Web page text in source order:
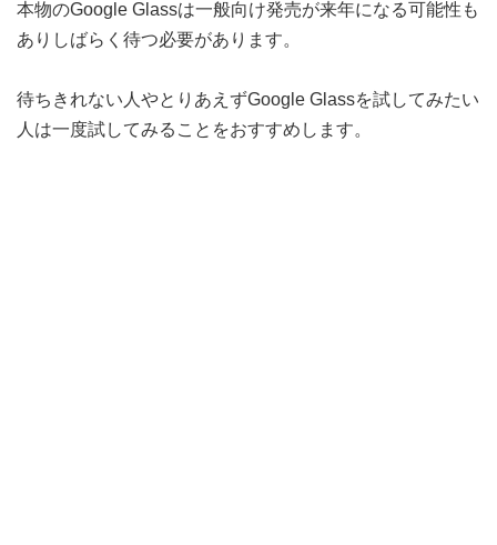
本物のGoogle Glassは一般向け発売が来年になる可能性も
ありしばらく待つ必要があります。
待ちきれない人やとりあえずGoogle Glassを試してみたい
人は一度試してみることをおすすめします。